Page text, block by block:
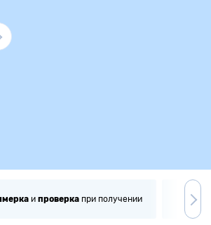
Самовывозчерез1 минуту